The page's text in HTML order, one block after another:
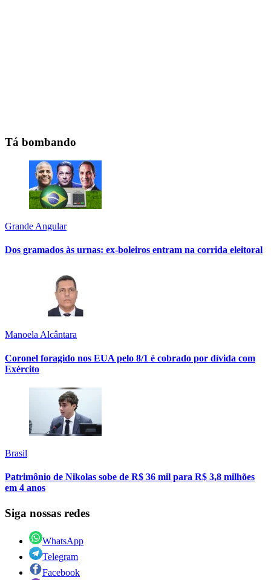
Tá bombando
Grande Angular
Dos gramados às urnas: ex-boleiros entram na corrida eleitoral
Manoela Alcântara
Coronel foragido nos EUA pelo 8/1 é cobrado por dívida com
Exército
Brasil
Patrimônio de Nikolas sobe de R$ 36 mil para R$ 3,8 milhões
em 4 anos
Siga nossas redes
WhatsApp
Telegram
Facebook